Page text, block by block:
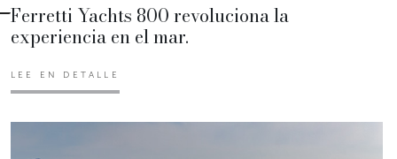
Ferretti Yachts 800 revoluciona la
experiencia en el mar.
LEE EN DETALLE